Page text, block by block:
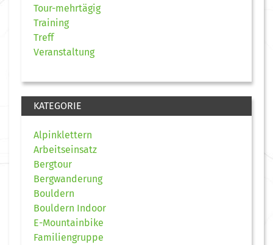
Tour-mehrtägig
Training
Treff
Veranstaltung
KATEGORIE
Alpinklettern
Arbeitseinsatz
Bergtour
Bergwanderung
Bouldern
Bouldern Indoor
E-Mountainbike
Familiengruppe